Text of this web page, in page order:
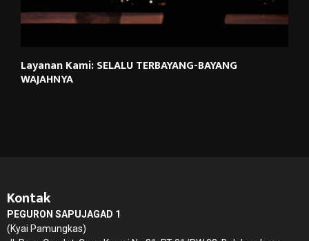
Layanan Kami: SELALU TERBAYANG-BAYANG
WAJAHNYA
Kontak
PEGURON SAPUJAGAD 1
(Kyai Pamungkas)